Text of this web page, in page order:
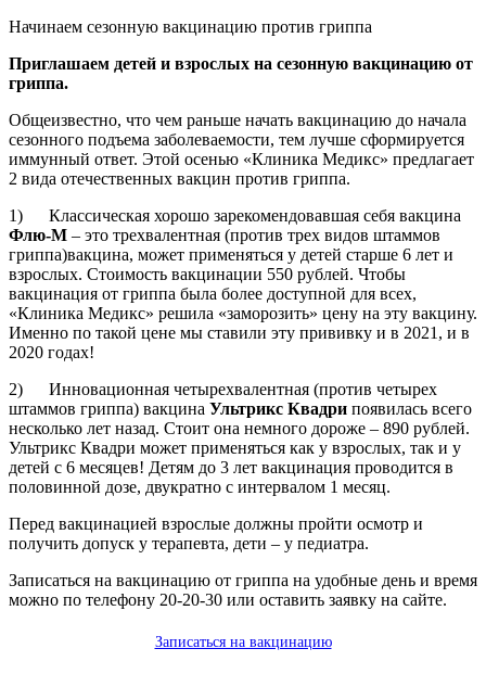
Начинаем сезонную вакцинацию против гриппа
Приглашаем детей и взрослых на сезонную вакцинацию от
гриппа.
Общеизвестно, что чем раньше начать вакцинацию до начала
сезонного подъема заболеваемости, тем лучше сформируется
иммунный ответ. Этой осенью «Клиника Медикс» предлагает
2 вида отечественных вакцин против гриппа.
1) Классическая хорошо зарекомендовавшая себя вакцина
Флю-М – это трехвалентная (против трех видов штаммов
гриппа)вакцина, может применяться у детей старше 6 лет и
взрослых. Стоимость вакцинации 550 рублей. Чтобы
вакцинация от гриппа была более доступной для всех,
«Клиника Медикс» решила «заморозить» цену на эту вакцину.
Именно по такой цене мы ставили эту прививку и в 2021, и в
2020 годах!
2) Инновационная четырехвалентная (против четырех
штаммов гриппа) вакцина Ультрикс Квадри появилась всего
несколько лет назад. Стоит она немного дороже – 890 рублей.
Ультрикс Квадри может применяться как у взрослых, так и у
детей с 6 месяцев! Детям до 3 лет вакцинация проводится в
половинной дозе, двукратно с интервалом 1 месяц.
Перед вакцинацией взрослые должны пройти осмотр и
получить допуск у терапевта, дети – у педиатра.
Записаться на вакцинацию от гриппа на удобные день и время
можно по телефону 20-20-30 или оставить заявку на сайте.
Записаться на вакцинацию